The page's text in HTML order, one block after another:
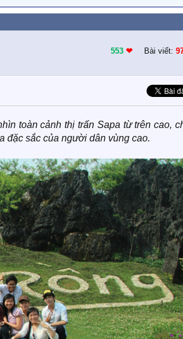
553 ❤︎ Bài viết:
toàn cảnh thị trấn Sapa từ trên cao,
đặc sắc của người dân vùng cao.